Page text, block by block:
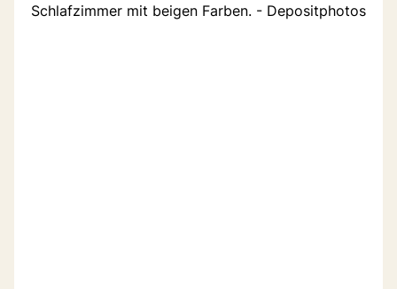
Schlafzimmer mit beigen Farben. - Depositphotos